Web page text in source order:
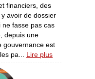
financiers, des
avoir de dossier
ne fasse pas cas
depuis une
gouvernance est
pa... Lire plus